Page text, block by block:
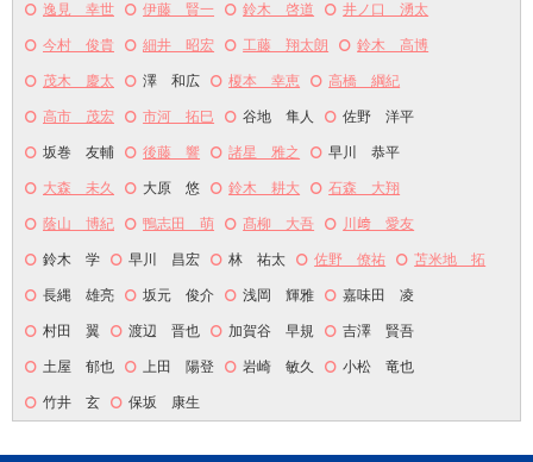
逸見 幸世 伊藤 賢一 鈴木 啓道 井ノ口 湧太
今村 俊貴 細井 昭宏 工藤 翔太朗 鈴木 高博
茂木 慶太 澤 和広 榎本 幸恵 高橋 綱紀
高市 茂宏 市河 拓巳 谷地 隼人 佐野 洋平
坂巻 友輔 後藤 響 諸星 雅之 早川 恭平
大森 未久 大原 悠 鈴木 耕大 石森 大翔
蔭山 博紀 鴨志田 萌 髙柳 大吾 川﨑 愛友
鈴木 学 早川 昌宏 林 祐太 佐野 僚祐 苫米地 拓
長縄 雄亮 坂元 俊介 浅岡 輝雅 嘉味田 凌
村田 翼 渡辺 晋也 加賀谷 早規 吉澤 賢吾
土屋 郁也 上田 陽登 岩崎 敏久 小松 竜也
竹井 玄 保坂 康生